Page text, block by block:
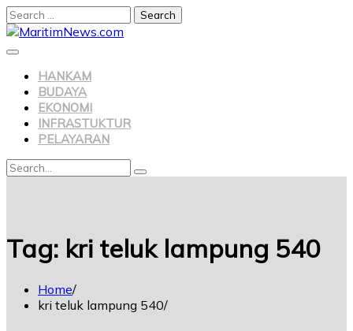
Search
for:
Skip
to
HANKAM
BUDAYA
EKONOMI
INFRASTUKTUR
PELAYARAN
Search
Search
Tag: kri teluk lampung 540
Home
kri teluk lampung 540